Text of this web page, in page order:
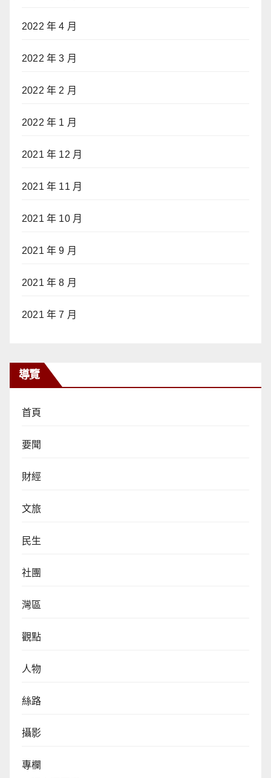
2022 年 4 月
2022 年 3 月
2022 年 2 月
2022 年 1 月
2021 年 12 月
2021 年 11 月
2021 年 10 月
2021 年 9 月
2021 年 8 月
2021 年 7 月
導覽
首頁
要聞
財經
文旅
民生
社團
灣區
觀點
人物
絲路
攝影
專欄